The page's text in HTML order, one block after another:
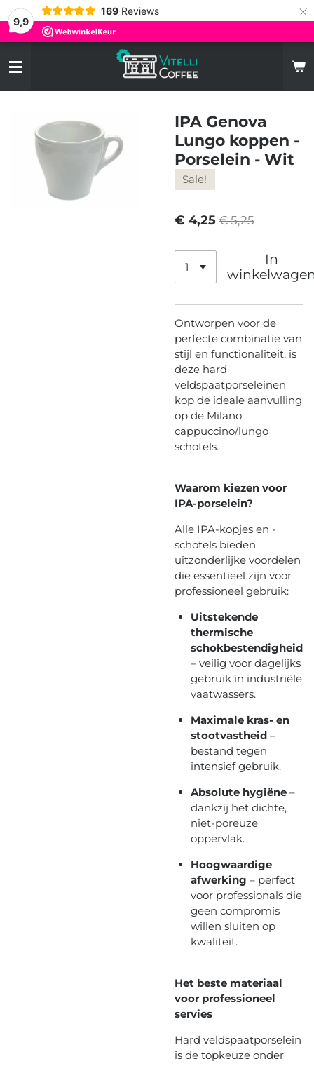
9,9
169 Reviews ×
IPA Genova
Lungo koppen -
Porselein - Wit
Sale!
€ 4,25 € 5,25
In
Ontworpen voor de
perfecte combinatie van
stijl en functionaliteit, is
deze hard
veldspaatporseleinen
kop de ideale aanvulling
op de Milano
cappuccino/lungo
schotels.
Waarom kiezen voor
IPA-porselein?
Alle IPA-kopjes en -
schotels bieden
uitzonderlijke voordelen
die essentieel zijn voor
professioneel gebruik:
Uitstekende
thermische
schokbestendigheid
– veilig voor dagelijks
gebruik in industriële
vaatwassers.
Maximale kras- en
stootvastheid–
bestand tegen
intensief gebruik.
Absolute hygiëne–
dankzij het dichte,
niet-poreuze
oppervlak.
Hoogwaardige
afwerking – perfect
voor professionals die
geen compromis
willen sluiten op
kwaliteit.
Het beste materiaal
voor professioneel
servies
Hard veldspaatporselein
is de topkeuze onder